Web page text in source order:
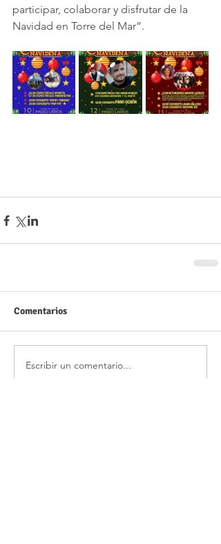
participar, colaborar y disfrutar de la
Navidad en Torre del Mar”.
Comentarios
Escribir un comentario...